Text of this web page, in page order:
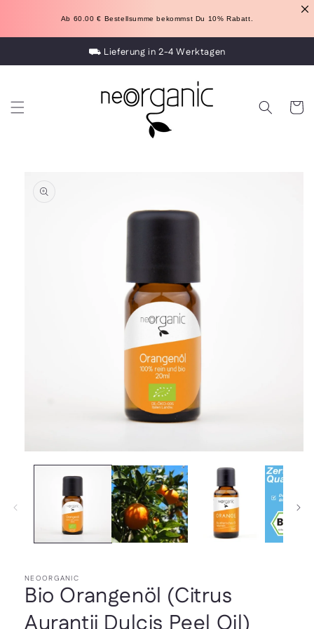
Ab 60.00 € Bestellsumme bekommst Du 10% Rabatt.
⛟ Lieferung in 2-4 Werktagen
NEOORGANIC
Bio Orangenöl (Citrus